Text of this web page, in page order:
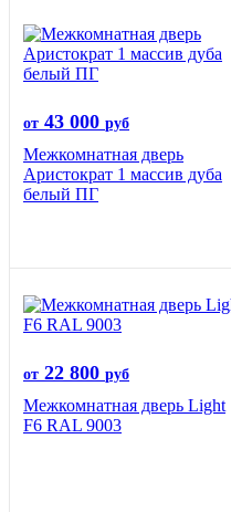
от 43 000 руб
Межкомнатная дверь
Аристократ 1 массив дуба
белый ПГ
от 22 800 руб
Межкомнатная дверь Light
F6 RAL 9003